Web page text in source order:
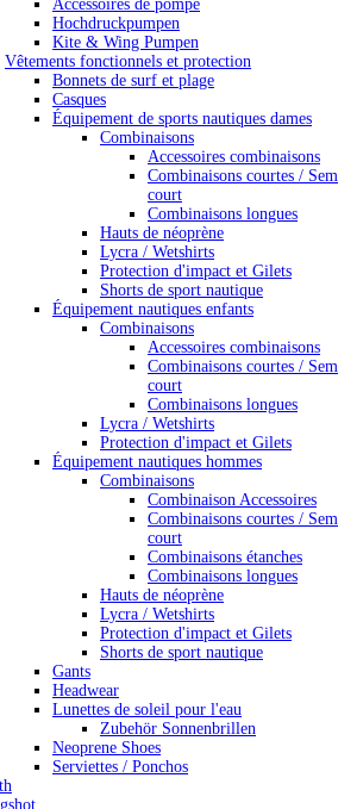
Accessoires de pompe
Hochdruckpumpen
Kite & Wing Pumpen
Vêtements fonctionnels et protection
Bonnets de surf et plage
Casques
Équipement de sports nautiques dames
Combinaisons
Accessoires combinaisons
Combinaisons courtes /
court
Combinaisons longues
Hauts de néoprène
Lycra / Wetshirts
Protection d'impact et Gilets
Shorts de sport nautique
Équipement nautiques enfants
Combinaisons
Accessoires combinaisons
Combinaisons courtes /
court
Combinaisons longues
Lycra / Wetshirts
Protection d'impact et Gilets
Équipement nautiques hommes
Combinaisons
Combinaison Accessoires
Combinaisons courtes /
court
Combinaisons étanches
Combinaisons longues
Hauts de néoprène
Lycra / Wetshirts
Protection d'impact et Gilets
Shorts de sport nautique
Gants
Headwear
Lunettes de soleil pour l'eau
Zubehör Sonnenbrillen
Neoprene Shoes
Serviettes / Ponchos